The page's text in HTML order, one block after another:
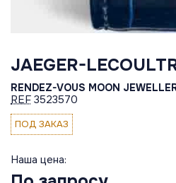
JAEGER-
RENDEZ-VOUS MOON
REF 3523570
ПОД ЗАКАЗ
Наша цена: